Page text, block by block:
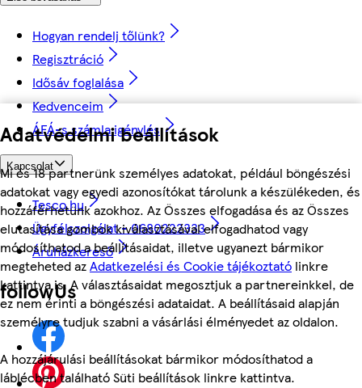
Adatvédelmi beállítások
Mi és 18 partnerünk személyes adatokat, például böngészési
adatokat vagy egyedi azonosítókat tárolunk a készülékeden, és
hozzáférhetünk azokhoz. Az Összes elfogadása és az Összes
elutasítása gombok kiválasztásával elfogadhatod vagy
módosíthatod a beállításaidat, illetve ugyanezt bármikor
megteheted azAdatkezelési és Cookie tájékoztató linkre
kattintva is. A választásaidat megosztjuk a partnereinkkel, de
ez nem érinti a böngészési adataidat. A beállításaid alapján
személyre tudjuk szabni a vásárlási élményedet az oldalon.
A hozzájárulási beállításokat bármikor módosíthatod a
láblécben található Süti beállítások linkre kattintva.
Hogyan rendelj tőlünk?
Regisztráció
Idősáv foglalása
Kedvenceim
ÁFÁ-s számla igénylés
Kapcsolat
Tesco.hu
Ügyfélszolgálat - 0680222333
Áruházkereső
followUs